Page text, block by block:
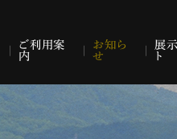
ご利用案
内
お知ら
せ
展
ト